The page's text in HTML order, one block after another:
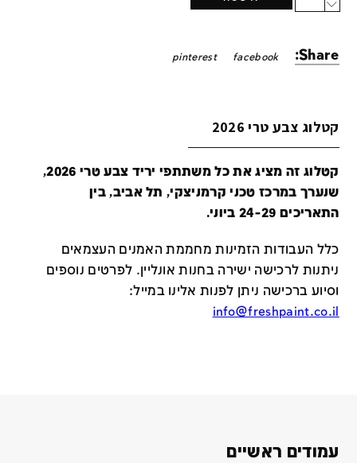
Share:
facebook
pinterest
קטלוג צבע טרי 2026
קטלוג זה מציג את כל משתתפי יריד צבע טרי 2026,
שנערך במרכז טכני קרמניצקי, תל אביב, בין
התאריכים 24-29 ביוני.
כלל העבודות הזמינות מחממת האמנים העצמאים
ניתנות לרכישה ישירה בחנות אונליין. לפרטים נוספים
וסיוע ברכישה ניתן לפנות אלינו במייל:
info@freshpaint.co.il
עמודים ראשיים